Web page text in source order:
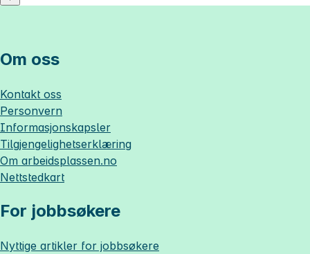
Om oss
Kontakt oss
Personvern
Informasjonskapsler
Tilgjengelighetserklæring
Om arbeidsplassen.no
Nettstedkart
For jobbsøkere
Nyttige artikler for jobbsøkere